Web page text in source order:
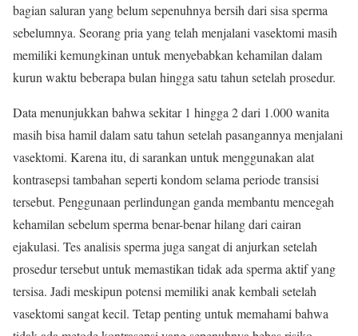
bagian saluran yang belum sepenuhnya bersih dari sisa sperma
sebelumnya. Seorang pria yang telah menjalani vasektomi masih
memiliki kemungkinan untuk menyebabkan kehamilan dalam
kurun waktu beberapa bulan hingga satu tahun setelah prosedur.
Data menunjukkan bahwa sekitar 1 hingga 2 dari 1.000 wanita
masih bisa hamil dalam satu tahun setelah pasangannya menjalani
vasektomi. Karena itu, di sarankan untuk menggunakan alat
kontrasepsi tambahan seperti kondom selama periode transisi
tersebut. Penggunaan perlindungan ganda membantu mencegah
kehamilan sebelum sperma benar-benar hilang dari cairan
ejakulasi. Tes analisis sperma juga sangat di anjurkan setelah
prosedur tersebut untuk memastikan tidak ada sperma aktif yang
tersisa. Jadi meskipun potensi memiliki anak kembali setelah
vasektomi sangat kecil. Tetap penting untuk memahami bahwa